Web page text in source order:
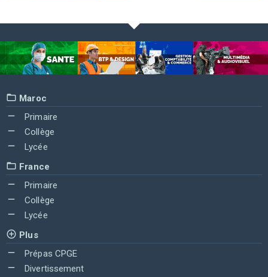
Maroc
Primaire
Collège
Lycée
France
Primaire
Collège
Lycée
Plus
Prépas CPGE
Divertissement